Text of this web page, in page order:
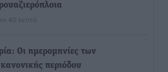
40 λεπτά
Οι ημερομηνίες των
περιόδου